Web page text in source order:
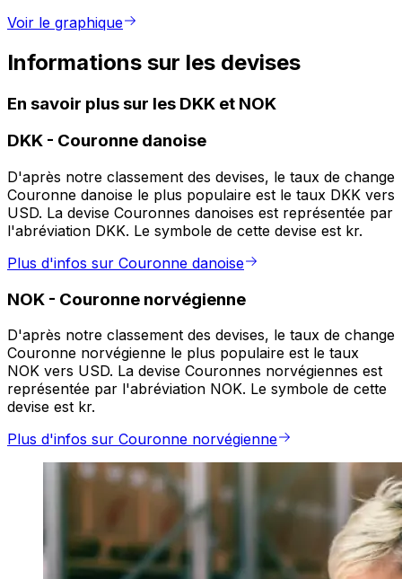
Voir le graphique
Informations sur les devises
En savoir plus sur les DKK et NOK
DKK - Couronne danoise
D'après notre classement des devises, le taux de change
Couronne danoise le plus populaire est le taux DKK vers
USD. La devise Couronnes danoises est représentée par
l'abréviation DKK. Le symbole de cette devise est kr.
Plus d'infos sur Couronne danoise
NOK - Couronne norvégienne
D'après notre classement des devises, le taux de change
Couronne norvégienne le plus populaire est le taux
NOK vers USD. La devise Couronnes norvégiennes est
représentée par l'abréviation NOK. Le symbole de cette
devise est kr.
Plus d'infos sur Couronne norvégienne